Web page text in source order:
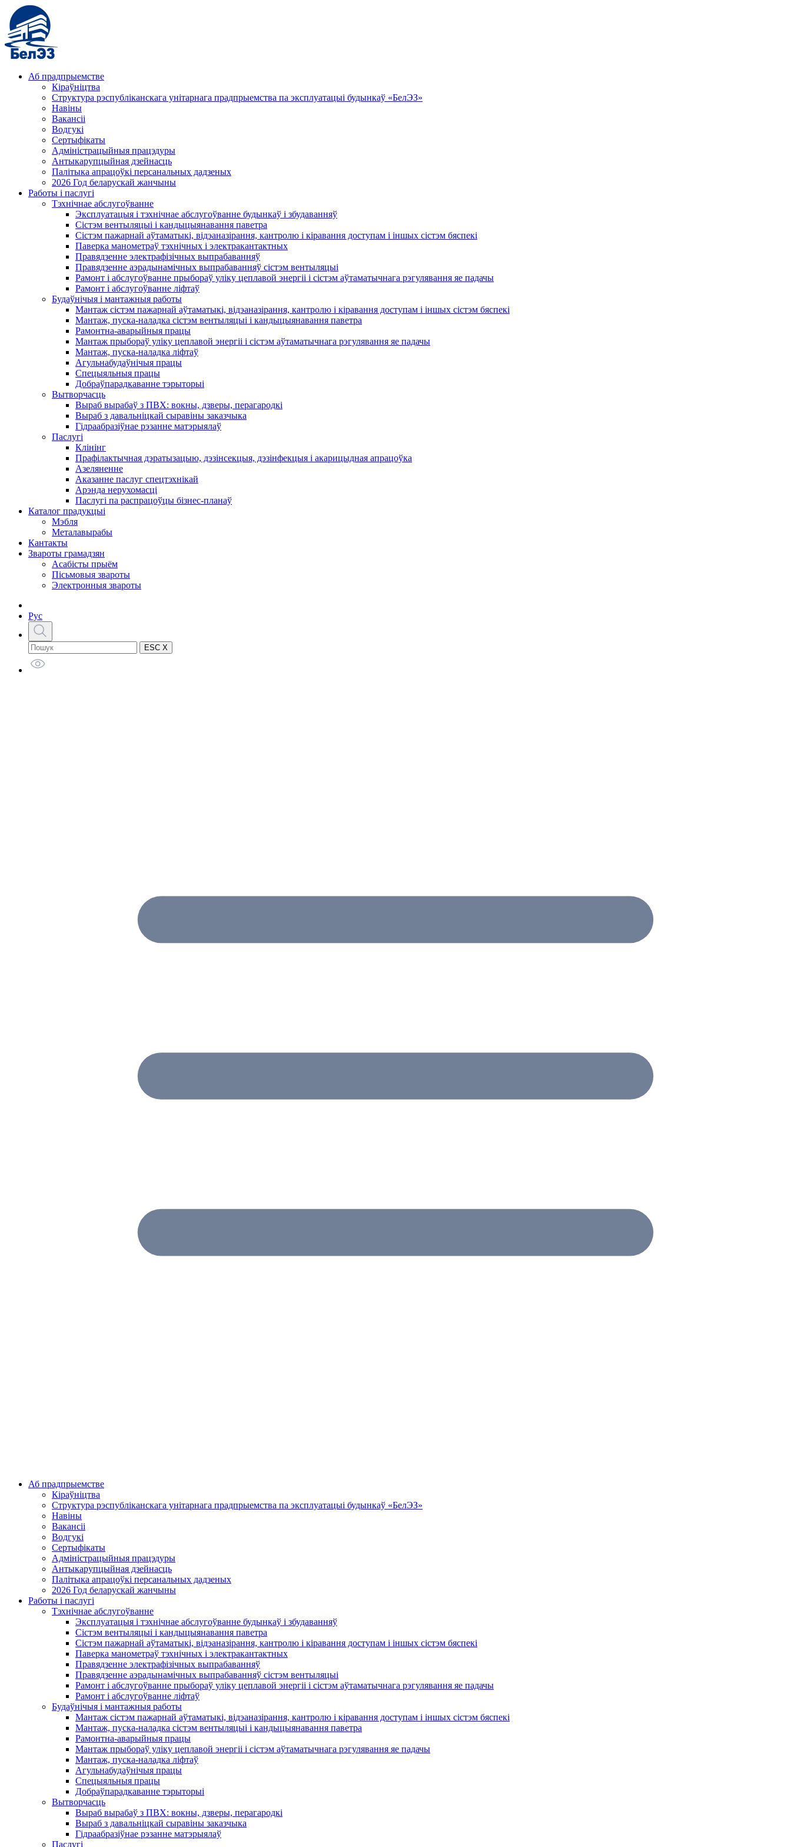
Аб прадпрыемстве
Кіраўніцтва
Структура рэспубліканскага унітарнага прадпрыемства па эксплуатацыі будынкаў «БелЭЗ»
Навіны
Вакансіі
Водгукі
Сертыфікаты
Адміністрацыйныя працэдуры
Антыкарупцыйная дзейнасць
Палітыка апрацоўкі персанальных дадзеных
2026 Год беларускай жанчыны
Работы і паслугі
Тэхнічнае абслугоўванне
Эксплуатацыя і тэхнічнае абслугоўванне будынкаў і збудаванняў
Сістэм вентыляцыі і кандыцыянавання паветра
Сістэм пажарнай аўтаматыкі, відэаназірання, кантролю і кіравання доступам і іншых сістэм бяспекі
Паверка манометраў тэхнічных і электракантактных
Правядзенне электрафізічных выпрабаванняў
Правядзенне аэрадынамічных выпрабаванняў сістэм вентыляцыі
Рамонт і абслугоўванне прыбораў уліку цеплавой энергіі і сістэм аўтаматычнага рэгулявання яе падачы
Рамонт і абслугоўванне ліфтаў
Будаўнічыя і мантажныя работы
Мантаж сістэм пажарнай аўтаматыкі, відэаназірання, кантролю і кіравання доступам і іншых сістэм бяспекі
Мантаж, пуска-наладка сістэм вентыляцыі і кандыцыянавання паветра
Рамонтна-аварыйныя працы
Мантаж прыбораў уліку цеплавой энергіі і сістэм аўтаматычнага рэгулявання яе падачы
Мантаж, пуска-наладка ліфтаў
Агульнабудаўнічыя працы
Спецыяльныя працы
Добраўпарадкаванне тэрыторыі
Вытворчасць
Выраб вырабаў з ПВХ: вокны, дзверы, перагародкі
Выраб з давальніцкай сыравіны заказчыка
Гідраабразіўнае рэзанне матэрыялаў
Паслугі
Клінінг
Прафілактычная дэратызацыю, дэзiнсекцыя, дэзінфекцыя і акарицыдная апрацоўка
Азеляненне
Аказанне паслуг спецтэхнікай
Арэнда нерухомасці
Паслугі па распрацоўцы бізнес-планаў
Каталог прадукцыі
Мэбля
Металавырабы
Кантакты
Звароты грамадзян
Асабісты прыём
Пісьмовыя звароты
Электронныя звароты
Рус
ESC X
Аб прадпрыемстве
Кіраўніцтва
Структура рэспубліканскага унітарнага прадпрыемства па эксплуатацыі будынкаў «БелЭЗ»
Навіны
Вакансіі
Водгукі
Сертыфікаты
Адміністрацыйныя працэдуры
Антыкарупцыйная дзейнасць
Палітыка апрацоўкі персанальных дадзеных
2026 Год беларускай жанчыны
Работы і паслугі
Тэхнічнае абслугоўванне
Эксплуатацыя і тэхнічнае абслугоўванне будынкаў і збудаванняў
Сістэм вентыляцыі і кандыцыянавання паветра
Сістэм пажарнай аўтаматыкі, відэаназірання, кантролю і кіравання доступам і іншых сістэм бяспекі
Паверка манометраў тэхнічных і электракантактных
Правядзенне электрафізічных выпрабаванняў
Правядзенне аэрадынамічных выпрабаванняў сістэм вентыляцыі
Рамонт і абслугоўванне прыбораў уліку цеплавой энергіі і сістэм аўтаматычнага рэгулявання яе падачы
Рамонт і абслугоўванне ліфтаў
Будаўнічыя і мантажныя работы
Мантаж сістэм пажарнай аўтаматыкі, відэаназірання, кантролю і кіравання доступам і іншых сістэм бяспекі
Мантаж, пуска-наладка сістэм вентыляцыі і кандыцыянавання паветра
Рамонтна-аварыйныя працы
Мантаж прыбораў уліку цеплавой энергіі і сістэм аўтаматычнага рэгулявання яе падачы
Мантаж, пуска-наладка ліфтаў
Агульнабудаўнічыя працы
Спецыяльныя працы
Добраўпарадкаванне тэрыторыі
Вытворчасць
Выраб вырабаў з ПВХ: вокны, дзверы, перагародкі
Выраб з давальніцкай сыравіны заказчыка
Гідраабразіўнае рэзанне матэрыялаў
Паслугі